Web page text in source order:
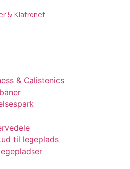
& Klatrenet
& Calistenics
til legeplads